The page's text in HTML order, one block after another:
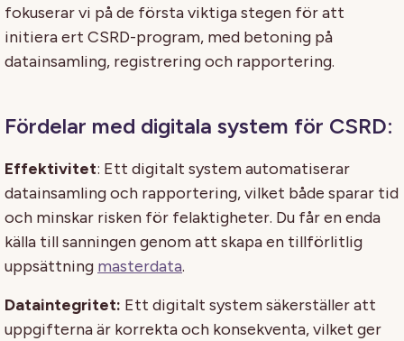
fokuserar vi på de första viktiga stegen för att
initiera ert CSRD-program, med betoning på
datainsamling, registrering och rapportering.
Fördelar med digitala system för CSRD:
Effektivitet: Ett digitalt system automatiserar
datainsamling och rapportering, vilket både sparar tid
och minskar risken för felaktigheter. Du får en enda
källa till sanningen genom att skapa en tillförlitlig
uppsättning masterdata.
Dataintegritet: Ett digitalt system säkerställer att
uppgifterna är korrekta och konsekventa, vilket ger